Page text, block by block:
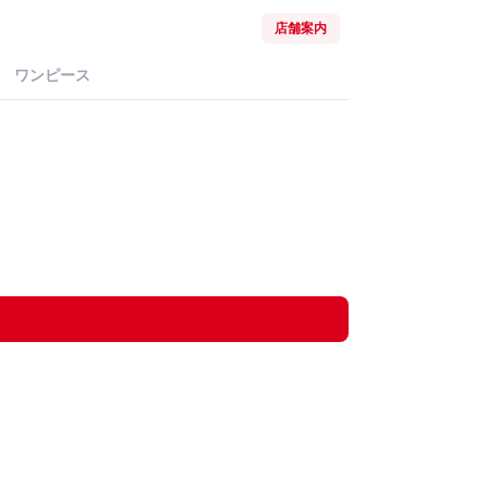
店舗案内
ワンピース